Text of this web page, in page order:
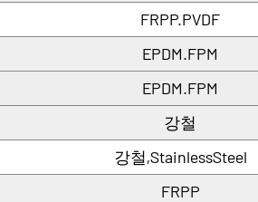
FRPP.PVDF
EPDM.FPM
EPDM.FPM
강철
강철,StainlessSteel
FRPP